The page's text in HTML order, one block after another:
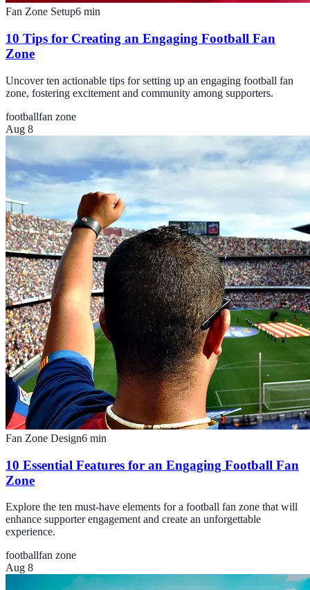
Fan Zone Setup6 min
10 Tips for Creating an Engaging Football Fan
Zone
Uncover ten actionable tips for setting up an engaging football fan
zone, fostering excitement and community among supporters.
footballfan zone
Aug 8
Fan Zone Design6 min
10 Essential Features for an Engaging Football Fan
Zone
Explore the ten must-have elements for a football fan zone that will
enhance supporter engagement and create an unforgettable
experience.
footballfan zone
Aug 8